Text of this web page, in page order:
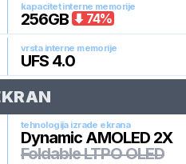
kapacitet interne memorije
256GB 74%
vrsta interne memorije
UFS 4.0
tehnologija izrade ekrana
Dynamic AMOLED 2X
Foldable LTPO OLED